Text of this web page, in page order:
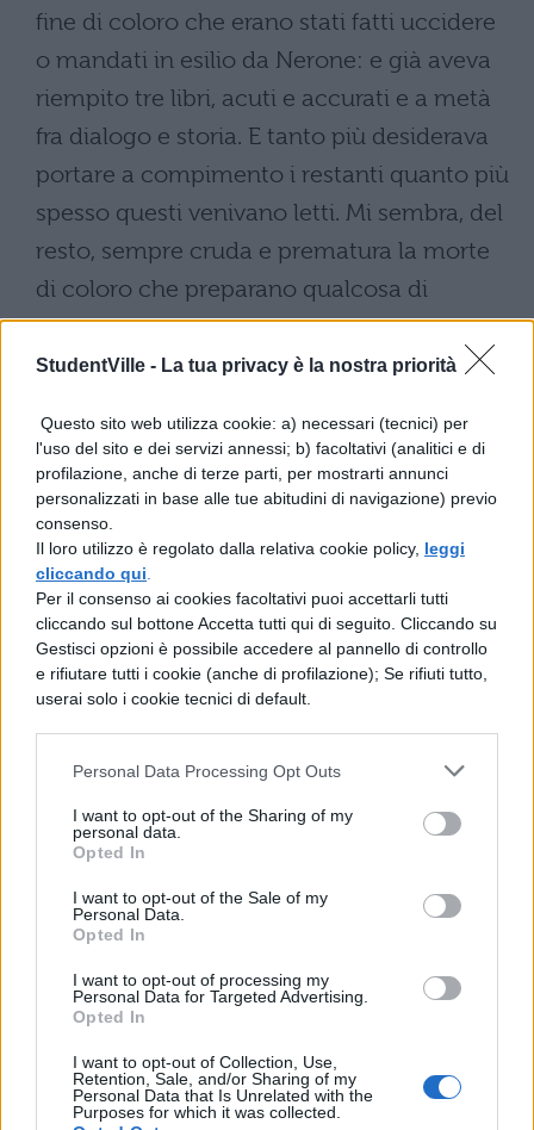
StudentVille - La tua privacy è la nostra priorità
Questo sito web utilizza cookie: a) necessari (tecnici) per
l'uso del sito e dei servizi annessi; b) facoltativi (analitici e di
profilazione, anche di terze parti, per mostrarti annunci
personalizzati in base alle tue abitudini di navigazione) previo
consenso.
Il loro utilizzo è regolato dalla relativa cookie policy, leggi
cliccando qui
Per il consenso ai cookies facoltativi puoi accettarli tutti
cliccando sul bottone Accetta tutti qui di seguito. Cliccando su
Gestisci opzioni è possibile accedere al pannello di controllo
e rifiutare tutti i cookie (anche di profilazione); Se rifiuti tutto,
userai solo i cookie tecnici di default.
Personal Data Processing Opt Outs
I want to opt-out of the Sharing of my
personal data.
Opted In
I want to opt-out of the Sale of my
Personal Data.
Opted In
I want to opt-out of processing my
Personal Data for Targeted Advertising.
Opted In
I want to opt-out of Collection, Use,
Retention, Sale, and/or Sharing of my
Personal Data that Is Unrelated with the
Purposes for which it was collected.
fine di coloro che erano stati fatti uccidere
o mandati in esilio da Nerone: e già aveva
riempito tre libri, acuti e accurati e a metà
fra dialogo e storia. E tanto più desiderava
portare a compimento i restanti quanto più
spesso questi venivano letti. Mi sembra, del
resto, sempre cruda e prematura la morte
di coloro che preparano qualcosa di
immortale. Coloro infatti che, dediti ai
piaceri, vivono giorno per giorno ogni
chi invero a chi viene dopo ed estende il
proprio ricordo alle sue imprese nessuna
morte è improvvisa. Certo Caio Fannio
presagì molto prima quel che gli accadde.
Gli parse di trovarsi nel suo letto durante il
riposo notturno vestito in abito da studioso,
di avere preparato il primo libro, che aveva
pubblicato circa i suoi crimini,e di averlo
la stessa cosa per il secondo e il terzo e,
allora, di essere morto. Si spaventò e così lo
interpretò: sarebbe morto mentre scriveva
così come Nerone sarebbe morto mentre
leggeva. E fu proprio così.